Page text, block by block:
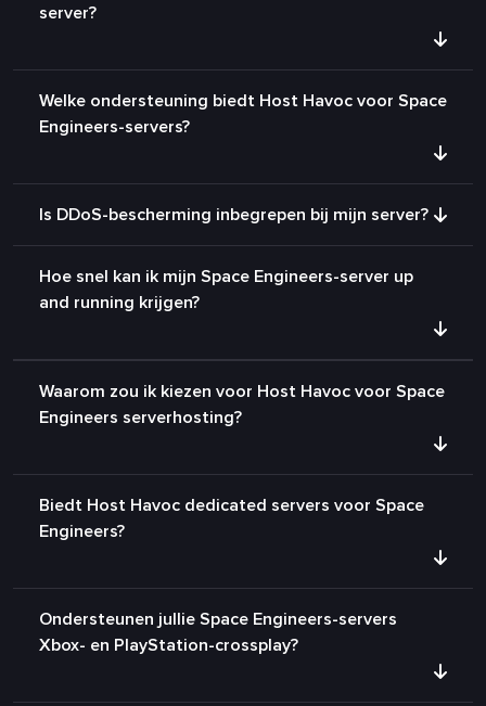
server?
Welke ondersteuning biedt Host Havoc voor Space
Engineers-servers?
Is DDoS-bescherming inbegrepen bij mijn server?
Hoe snel kan ik mijn Space Engineers-server up
and running krijgen?
Waarom zou ik kiezen voor Host Havoc voor Space
Engineers serverhosting?
Biedt Host Havoc dedicated servers voor Space
Engineers?
Ondersteunen jullie Space Engineers-servers
Xbox- en PlayStation-crossplay?